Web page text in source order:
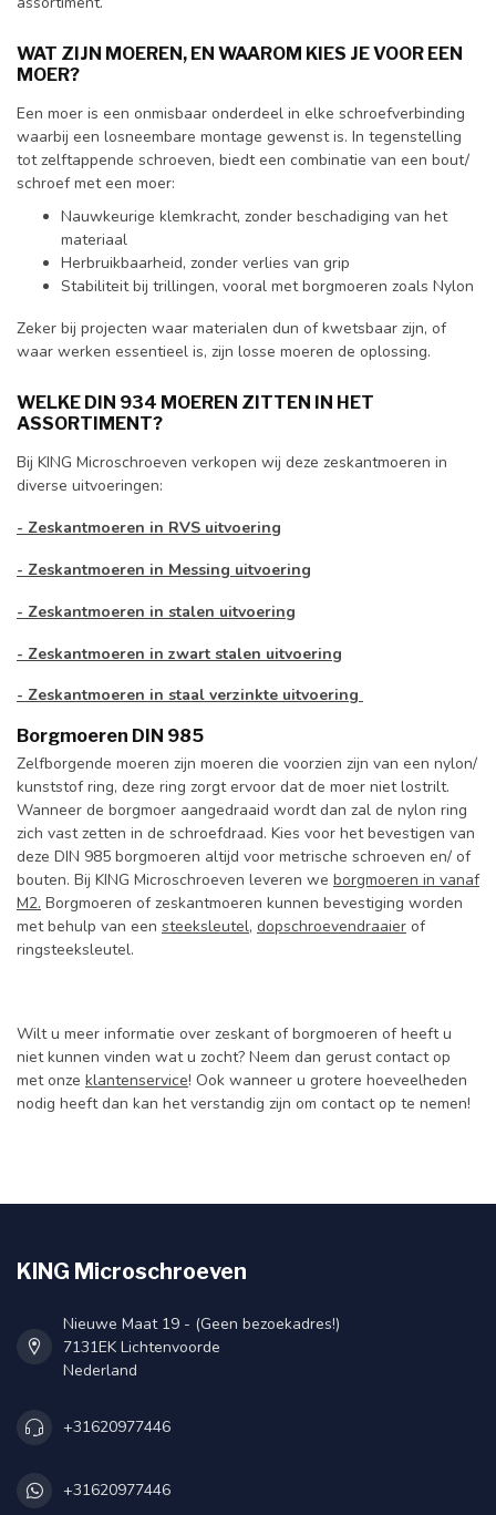
WAT ZIJN MOEREN, EN WAAROM KIES JE VOOR EEN
MOER?
Een moer is een onmisbaar onderdeel in elke schroefverbinding
waarbij een losneembare montage gewenst is. In tegenstelling
tot zelftappende schroeven, biedt een combinatie van een bout/
schroef met een moer:
Nauwkeurige klemkracht, zonder beschadiging van het
materiaal
Herbruikbaarheid, zonder verlies van grip
Stabiliteit bij trillingen, vooral met borgmoeren zoals Nylon
Zeker bij projecten waar materialen dun of kwetsbaar zijn, of
waar werken essentieel is, zijn losse moeren de oplossing.
WELKE DIN 934 MOEREN ZITTEN IN HET
ASSORTIMENT?
Bij KING Microschroeven verkopen wij deze zeskantmoeren in
diverse uitvoeringen:
- Zeskantmoeren in RVS uitvoering
- Zeskantmoeren in Messing uitvoering
- Zeskantmoeren in stalen uitvoering
- Zeskantmoeren in zwart stalen uitvoering
- Zeskantmoeren in staal verzinkte uitvoering
Borgmoeren DIN 985
Zelfborgende moeren zijn moeren die voorzien zijn van een nylon/
kunststof ring, deze ring zorgt ervoor dat de moer niet lostrilt.
Wanneer de borgmoer aangedraaid wordt dan zal de nylon ring
zich vast zetten in de schroefdraad. Kies voor het bevestigen van
deze DIN 985 borgmoeren altijd voor metrische schroeven en/ of
bouten. Bij KING Microschroeven leveren we borgmoeren in vanaf
M2. Borgmoeren of zeskantmoeren kunnen bevestiging worden
met behulp van een steeksleutel, dopschroevendraaier of
ringsteeksleutel.
Wilt u meer informatie over zeskant of borgmoeren of heeft u
niet kunnen vinden wat u zocht? Neem dan gerust contact op
met onze klantenservice! Ook wanneer u grotere hoeveelheden
nodig heeft dan kan het verstandig zijn om contact op te nemen!
KING Microschroeven
Nieuwe Maat 19 - (Geen bezoekadres!)
7131EK Lichtenvoorde
Nederland
+31620977446
+31620977446